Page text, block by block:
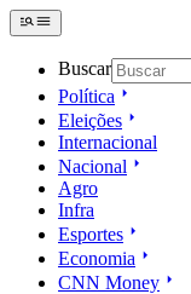
Buscar
Política
Eleições
Internacional
Nacional
Agro
Infra
Esportes
Economia
CNN Money